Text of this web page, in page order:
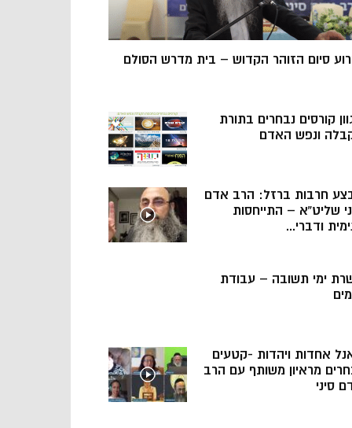
סיום הזוהר הקדוש – בית מדרש הסולם
קורסים נבחרים בתורת
ונפש האדם
חרבות ברזל: הרב אדם
שליט”א – התייחסות
ודברי...
ימי תשובה – עבודת
אחדות ויהדות -קטעים
מראיון משותף עם הרב
סיני